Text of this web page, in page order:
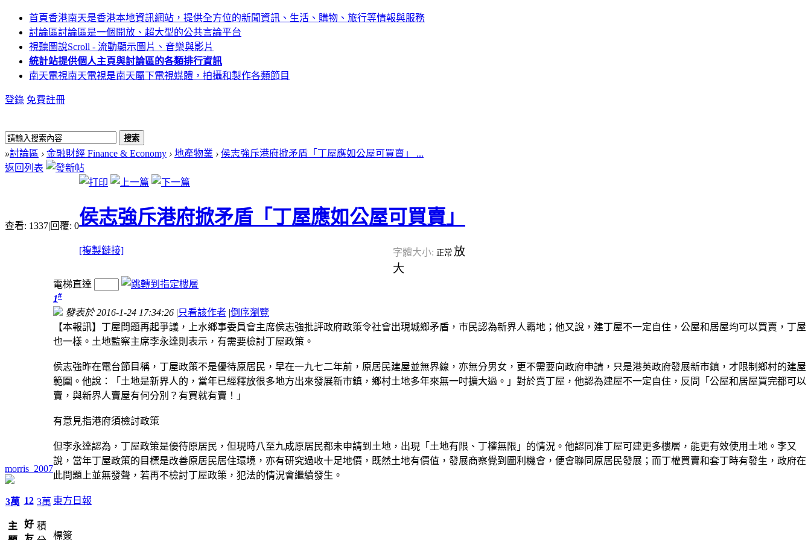
首頁香港南天是香港本地資訊網站，提供全方位的新聞資訊、生活、購物、旅行等情報與服務
討論區討論區是一個開放、超大型的公共言論平台
視聽圖說Scroll - 流動顯示圖片、音樂與影片
統計站提供個人主頁與討論區的各類排行資訊
南天電視南天電視是南天屬下電視媒體，拍攝和製作各類節目
登錄 免費註冊
搜索
»討論區 › 金融財經 Finance & Economy › 地產物業 › 侯志強斥港府掀矛盾「丁屋應如公屋可買賣」 ...
返回列表
查看: 1337|回覆: 0侯志強斥港府掀矛盾「丁屋應如公屋可買賣」
[複製鏈接] 字體大小: 正常 放
大
morris_2007
3萬
主
12
好
3萬
積
電梯直達
1#
發表於 2016-1-24 17:34:26 |只看該作者 |倒序瀏覽
【本報訊】丁屋問題再起爭議，上水鄉事委員會主席侯志強批評政府政策令社會出現城鄉矛盾，市民認為新界人霸地；他又說，建丁屋不一定自住，公屋和居屋均可以買賣，丁屋
也一樣。土地監察主席李永達則表示，有需要檢討丁屋政策。
侯志強昨在電台節目稱，丁屋政策不是優待原居民，早在一九七二年前，原居民建屋並無界線，亦無分男女，更不需要向政府申請，只是港英政府發展新市鎮，才限制鄉村的建屋
範圍。他說：「土地是新界人的，當年已經釋放很多地方出來發展新市鎮，鄉村土地多年來無一吋擴大過。」對於賣丁屋，他認為建屋不一定自住，反問「公屋和居屋買完都可以
賣，與新界人賣屋有何分別？有買就有賣！」
有意見指港府須檢討政策
但李永達認為，丁屋政策是優待原居民，但現時八至九成原居民都未申請到土地，出現「土地有限、丁權無限」的情況。他認同准丁屋可建更多樓層，能更有效使用土地。李又
說，當年丁屋政策的目標是改善原居民居住環境，亦有研究過收十足地價，既然土地有價值，發展商察覺到圖利機會，便會聯同原居民發展；而丁權買賣和套丁時有發生，政府在
此問題上並無發聲，若再不檢討丁屋政策，犯法的情況會繼續發生。
東方日報
標簽